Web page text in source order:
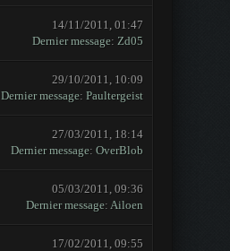
14/11/2011, 01:47
Dernier message: Zd05
29/10/2011, 10:09
Dernier message: Paultergeist
27/03/2011, 18:14
Dernier message: OverBlob
05/03/2011, 09:36
Dernier message: Ailoen
17/02/2011, 09:55